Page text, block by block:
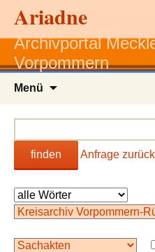
Ariadne
Archivportal
Vorpommern
Menü
finden Anfrage